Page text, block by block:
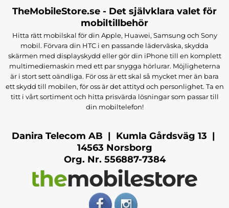
TheMobileStore.se - Det självklara valet för
mobiltillbehör
Hitta rätt mobilskal för din Apple, Huawei, Samsung och Sony
mobil. Förvara din HTC i en passande läderväska, skydda
skärmen med displayskydd eller gör din iPhone till en komplett
multimediemaskin med ett par snygga hörlurar. Möjligheterna
är i stort sett oändliga. För oss är ett skal så mycket mer än bara
ett skydd till mobilen, för oss är det attityd och personlighet. Ta en
titt i vårt sortiment och hitta prisvärda lösningar som passar till
din mobiltelefon!
Danira Telecom AB | Kumla Gårdsväg 13 |
14563 Norsborg
Org. Nr. 556887-7384